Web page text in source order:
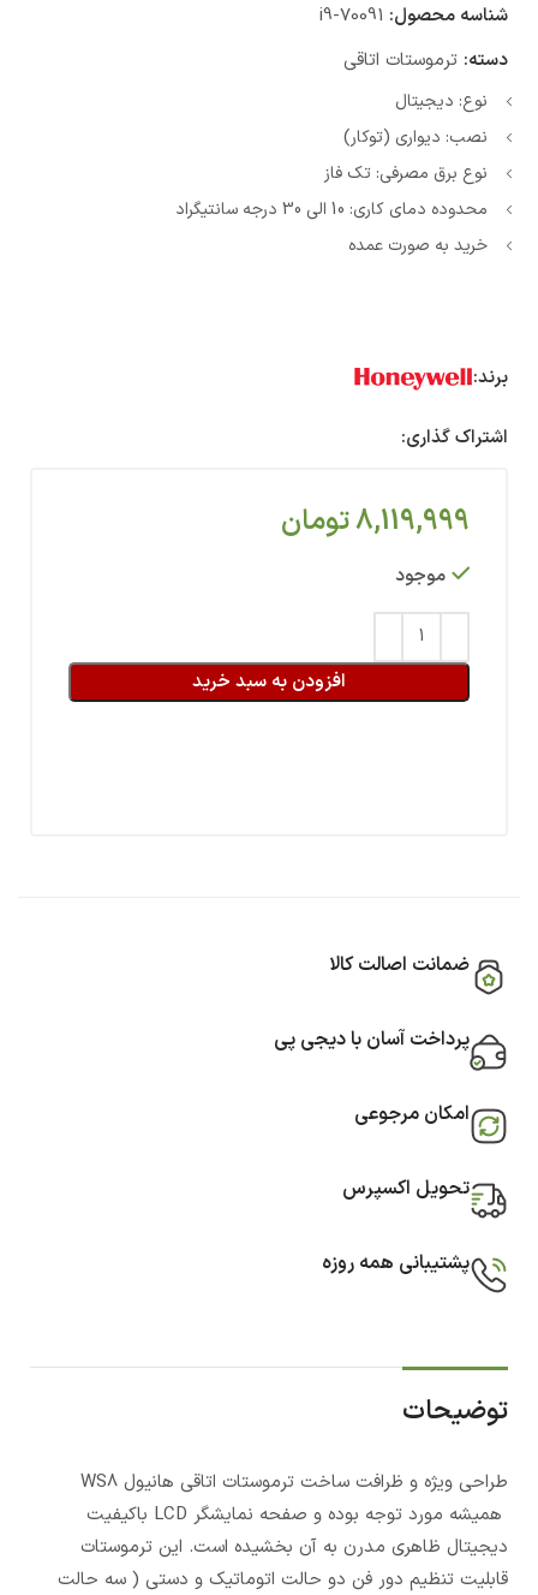
شناسه محصول: i9-70091
دسته: ترموستات اتاقی
نوع: دیجیتال
نصب: دیواری (توکار)
نوع برق مصرفی: تک فاز
محدوده دمای کاری: 10 الی 30 درجه سانتیگراد
خرید به صورت عمده
برند:
اشتراک گذاری:
8,119,999تومان
موجود
افزودن به سبد خرید
ضمانت اصالت کالا
پرداخت آسان با دیجی پی
امکان مرجوعی
تحویل اکسپرس
پشتیبانی همه روزه
توضیحات
طراحی ویژه و ظرافت ساخت ترموستات اتاقی هانیول WS8
همیشه مورد توجه بوده و صفحه نمایشگر LCD باکیفیت
دیجیتال ظاهری مدرن به آن بخشیده است. این ترموستات
قابلیت تنظیم دور فن دو حالت اتوماتیک و دستی ( سه حالت